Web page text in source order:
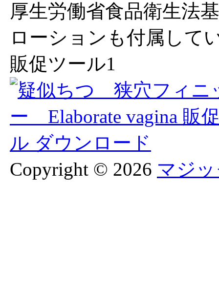
厚生労働省食品衛生法
ローションも付属して
販促ツール1
Copyright © 2026 マジ